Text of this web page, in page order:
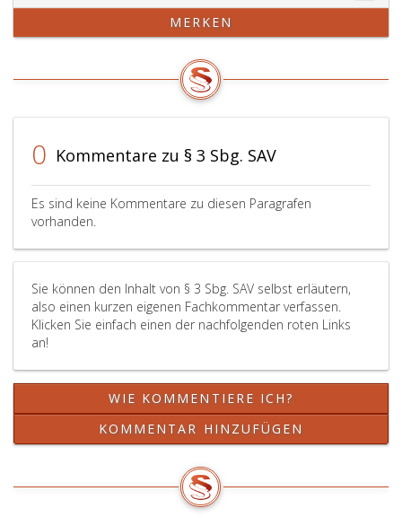
MERKEN
0 Kommentare zu § 3 Sbg. SAV
Es sind keine Kommentare zu diesen Paragrafen
vorhanden.
Sie können den Inhalt von § 3 Sbg. SAV selbst erläutern,
also einen kurzen eigenen Fachkommentar verfassen.
Klicken Sie einfach einen der nachfolgenden roten Links
an!
WIE KOMMENTIERE ICH?
KOMMENTAR HINZUFÜGEN